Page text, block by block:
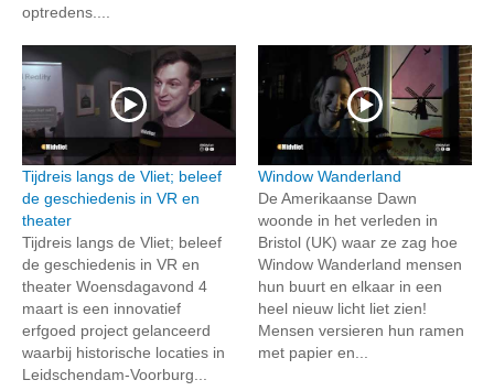
optredens....
Tijdreis langs de Vliet; beleef
de geschiedenis in VR en
theater
Tijdreis langs de Vliet; beleef
de geschiedenis in VR en
theater Woensdagavond 4
maart is een innovatief
erfgoed project gelanceerd
waarbij historische locaties in
Leidschendam-Voorburg...
Window Wanderland
De Amerikaanse Dawn
woonde in het verleden in
Bristol (UK) waar ze zag hoe
Window Wanderland mensen
hun buurt en elkaar in een
heel nieuw licht liet zien!
Mensen versieren hun ramen
met papier en...